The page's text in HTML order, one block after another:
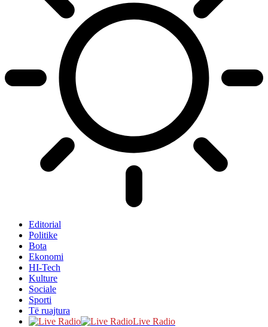
Editorial
Politike
Bota
Ekonomi
HI-Tech
Kulture
Sociale
Sporti
Të ruajtura
Live Radio